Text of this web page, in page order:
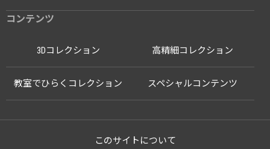
コンテンツ
3Dコレクション 高精細コレクション
教室でひらくコレクション スペシャルコンテンツ
このサイトについて